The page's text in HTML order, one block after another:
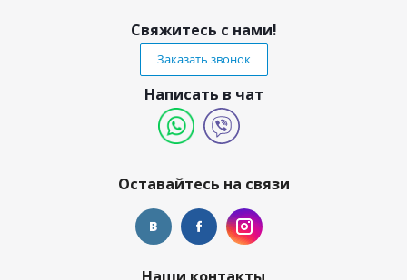
Свяжитесь с нами!
Заказать звонок
Написать в чат
Оставайтесь на связи